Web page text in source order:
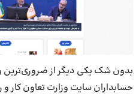
بدون شک یکی دیگر از ضروری‌ترین
حسابداران سایت وزارت تعاون کار